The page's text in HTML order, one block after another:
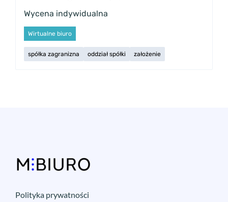
Wycena indywidualna
Wirtualne biuro
spółka zagranizna oddział spółki założenie
Polityka prywatności